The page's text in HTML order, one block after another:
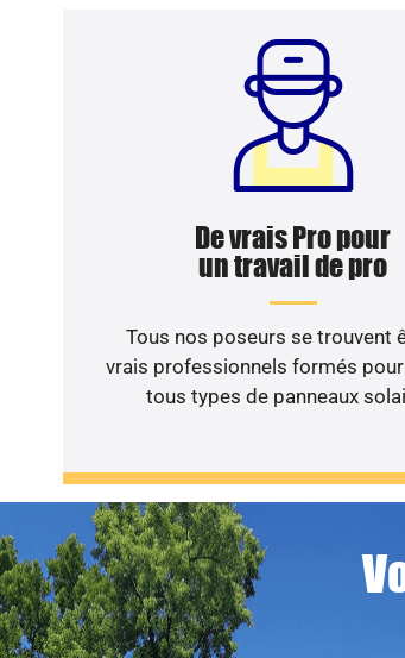
De vrais Pro pour
un travail de pro
Tous nos poseurs se trouvent
vrais professionnels formés
tous types de panneaux